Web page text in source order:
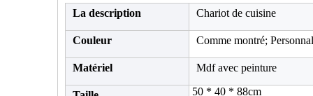
La description Chariot de cuisine
Couleur Comme montré;
Matériel Mdf avec peinture
50 * 40 * 88cm